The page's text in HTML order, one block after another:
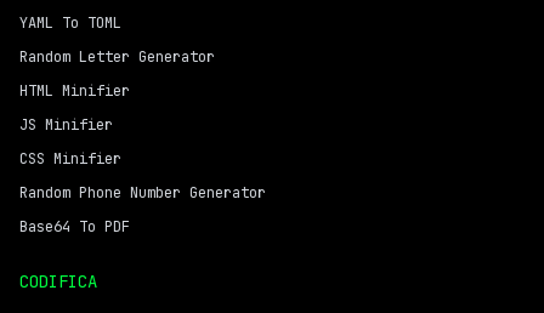
YAML To TOML
Random Letter Generator
HTML Minifier
JS Minifier
CSS Minifier
Random Phone Number Generator
Base64 To PDF
CODIFICA